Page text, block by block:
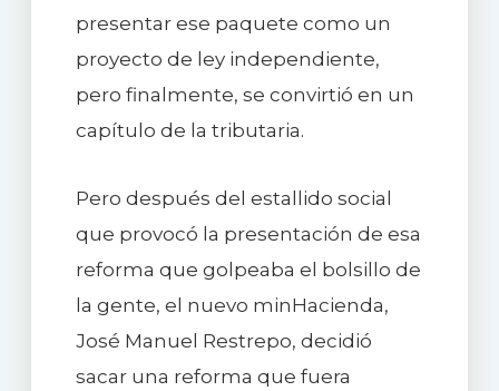
presentar ese paquete como un
proyecto de ley independiente,
pero finalmente, se convirtió en un
capítulo de la tributaria.
Pero después del estallido social
que provocó la presentación de esa
reforma que golpeaba el bolsillo de
la gente, el nuevo minHacienda,
José Manuel Restrepo, decidió
sacar una reforma que fuera